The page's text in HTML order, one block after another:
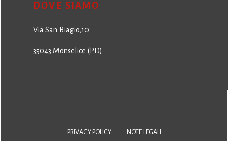
DOVE SIAMO
Via San Biagio,10
35043 Monselice (PD)
PRIVACY POLICY NOTE LEGALI